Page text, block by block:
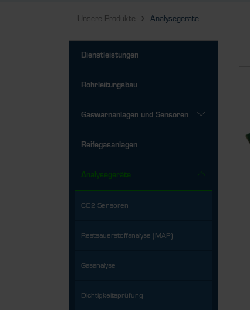
Unsere Produkte Analysegeräte
Dienstleistungen
Rohrleitungsbau
Gaswarnanlagen und Sensoren
Reifegasanlagen
Analysegeräte
CO2 Sensoren
Restsauerstoffanalyse (MAP)
Gasanalyse
Dichtigkeitsprüfung